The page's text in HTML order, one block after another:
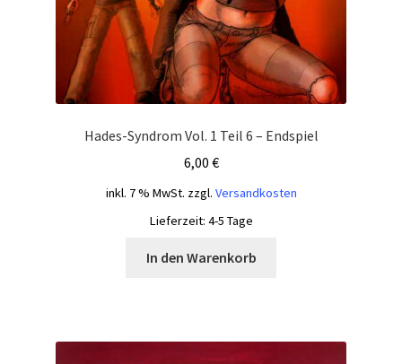
Hades-Syndrom Vol. 1 Teil 6 – Endspiel
6,00 €
inkl. 7 % MwSt. zzgl. Versandkosten
Lieferzeit: 4-5 Tage
In den Warenkorb